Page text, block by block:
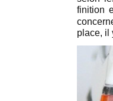
finition
place, il